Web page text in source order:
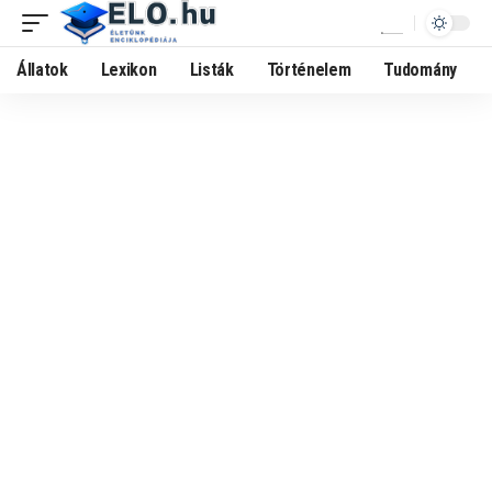
Állatok Lexikon Listák Történelem Tudomány